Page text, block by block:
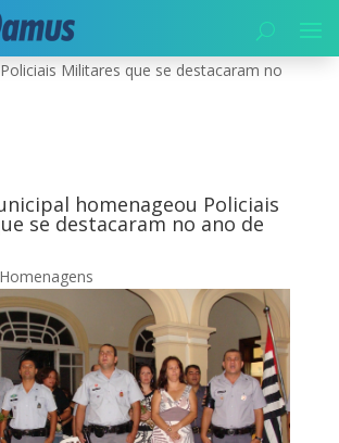
|Homenagens
Câmara Municipal
Militares que se destacaram no
homenageou Policiais
se destacaram no ano de
Homenagens